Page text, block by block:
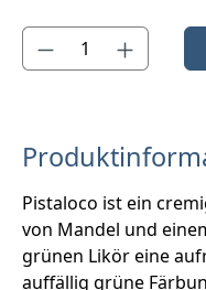
Produkt Anzahl: Gib den
Pistaloco ist ein
von Mandel und
grünen Likör eine
auffällig grüne